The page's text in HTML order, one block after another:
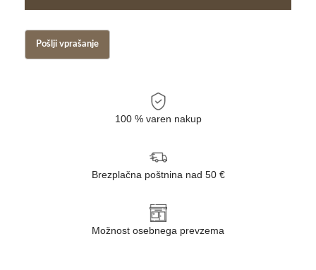
100 % varen nakup
Brezplačna poštnina nad 50 €
Možnost osebnega prevzema